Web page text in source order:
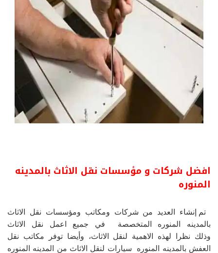
افضل شركات و مؤسسات نقل الاثاث بالمدينه
المنوره
تم إنشاء العديد من شركات ومكاتب ومؤسسات نقل الاثاث
بالمدينه المنوره المتخصصة في جميع اعمل نقل الاثاث
وذلك نظرا لهذه الاهمية لنقل الاثاث، وأيضا توفر مكاتب نقل
العفش بالمدينه المنوره سيارات لنقل الاثاث من المدينه المنوره